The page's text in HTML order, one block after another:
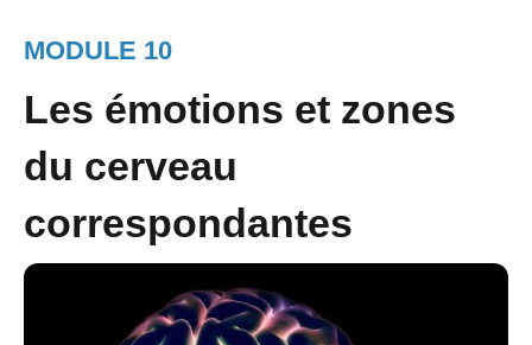
MODULE 10
Les émotions et zones
du cerveau
correspondantes